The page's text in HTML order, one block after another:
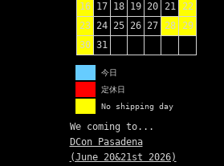
16 17 18 19 20 21
22
23 24 25 26 27 28
29
30 31
今日
定休日
No shipping day
We coming to...
DCon Pasadena
(June 20&21st 2026)